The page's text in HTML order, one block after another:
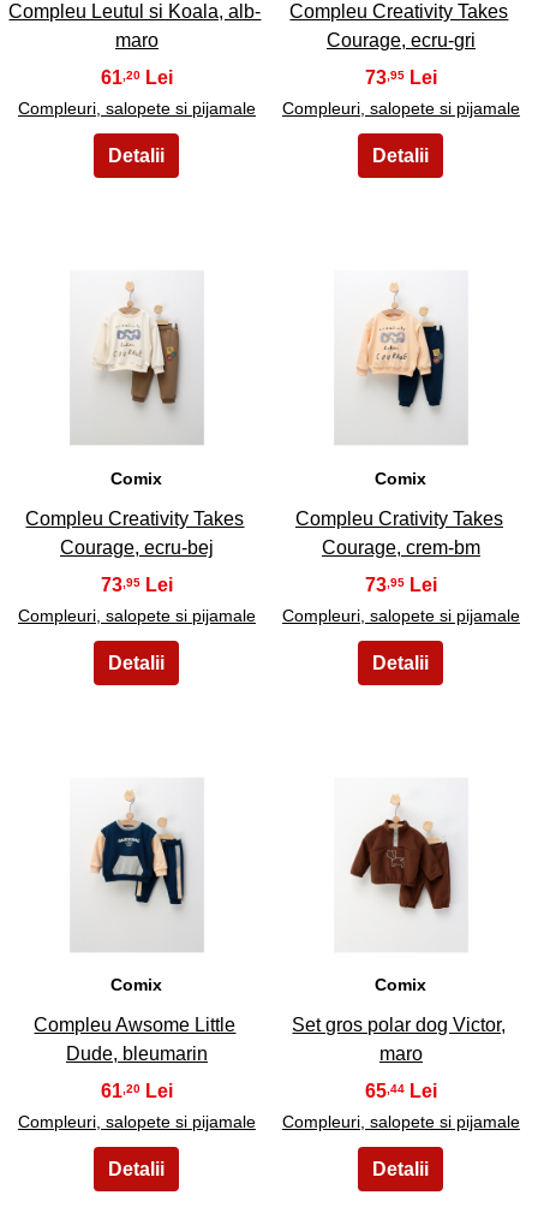
Compleu Leutul si Koala, alb-
maro
61 ,20
Compleuri, salopete si pijamale
Compleu Creativity Takes
Courage, ecru-gri
73 ,95
Compleuri, salopete si pijamale
35
Comix
Compleu Creativity Takes
Courage, ecru-bej
73 ,95
Compleuri, salopete si pijamale
36
Comix
Compleu Crativity Takes
Courage, crem-bm
73 ,95
Compleuri, salopete si pijamale
37
Comix
Compleu Awsome Little
Dude, bleumarin
61 ,20
Compleuri, salopete si pijamale
38
Comix
Set gros polar dog Victor,
maro
65,44
Compleuri, salopete si pijamale